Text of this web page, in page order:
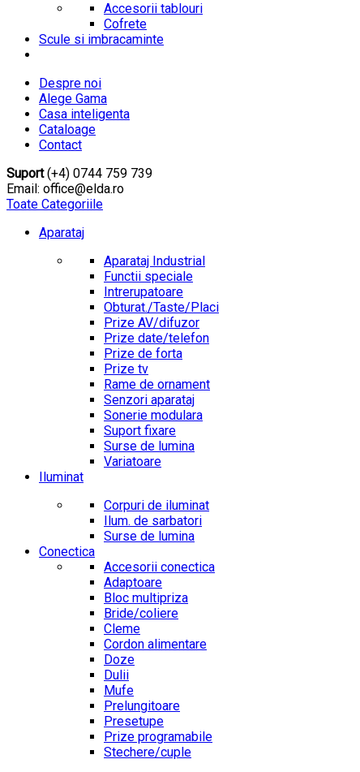
Accesorii tablouri
Cofrete
Scule si imbracaminte
Despre noi
Alege Gama
Casa inteligenta
Cataloage
Contact
Suport(+4) 0744 759 739
Email: office@elda.ro
Toate Categoriile
Aparataj
Aparataj Industrial
Functii speciale
Intrerupatoare
Obturat./Taste/Placi
Prize AV/difuzor
Prize date/telefon
Prize de forta
Prize tv
Rame de ornament
Senzori aparataj
Sonerie modulara
Suport fixare
Surse de lumina
Variatoare
Iluminat
Corpuri de iluminat
Ilum. de sarbatori
Surse de lumina
Conectica
Accesorii conectica
Adaptoare
Bloc multipriza
Bride/coliere
Cleme
Cordon alimentare
Doze
Dulii
Mufe
Prelungitoare
Presetupe
Prize programabile
Stechere/cuple